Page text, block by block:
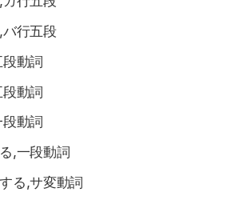
バ行五段
段動詞
段動詞
動詞
,一段動詞
る,サ変動詞